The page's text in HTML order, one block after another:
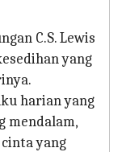
C.S. Lewis
yang
harian yang
mendalam,
yang